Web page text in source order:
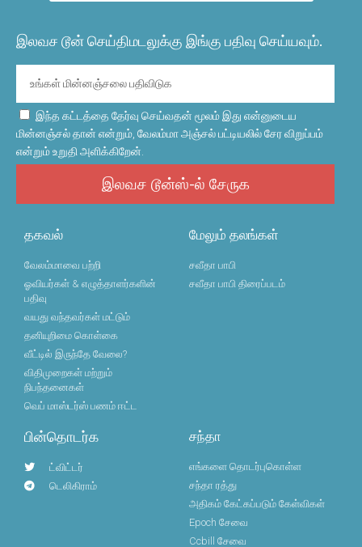
இலவச டூன் செய்திமடலுக்கு இங்கு பதிவு செய்யவும்.
இந்த கட்டத்தை தேர்வு செய்வதன் மூலம் இது என்னுடைய
மின்னஞ்சல் தான் என்றும், வேலம்மா அஞ்சல் பட்டியலில் சேர விறுப்பம்
என்றும் உறுதி அளிக்கிறேன்.
இலவச டூன்ஸ்-ல் சேருக
தகவல்
வேலம்மாவை பற்றி
ஓவியர்கள் & எழுத்தாளர்களின்
பதிவு
வயது வந்தவர்கள் மட்டும்
தனியுறிமை கொள்கை
வீட்டில் இருந்தே வேலை?
விதிமுறைகள் மற்றும்
நிபந்தனைகள்
வெப் மாஸ்டர்ஸ் பணம் ஈட்ட
மேலும் தலங்கள்
சவீதா பாபி
சவீதா பாபி திரைப்படம்
பின்தொடர்க
ட்விட்டர்
டெலிகிராம்
சந்தா
எங்களை தொடர்புகொள்ள
சந்தா ரத்து
அதிகம் கேட்கப்படும் கேள்விகள்
Epoch சேவை
Ccbill சேவை